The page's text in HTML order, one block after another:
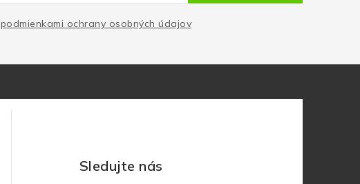
podmienkami ochrany osobných údajov